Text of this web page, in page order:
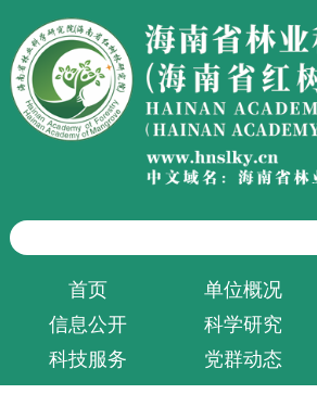
首页 单位概况
信息公开
科学研究
科技服务
党群动态